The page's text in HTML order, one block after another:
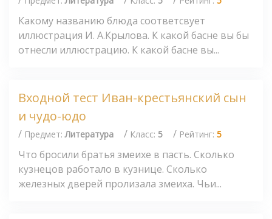
Какому названию блюда соответсвует
иллюстрация И. А.Крылова. К какой басне вы бы
отнесли иллюстрацию. К какой басне вы...
Входной тест Иван-крестьянский сын
и чудо-юдо
/ Предмет:Литература / Класс: 5 / Рейтинг: 5
Что бросили братья змеихе в пасть. Сколько
кузнецов работало в кузнице. Сколько
железных дверей пролизала змеиха. Чьи...